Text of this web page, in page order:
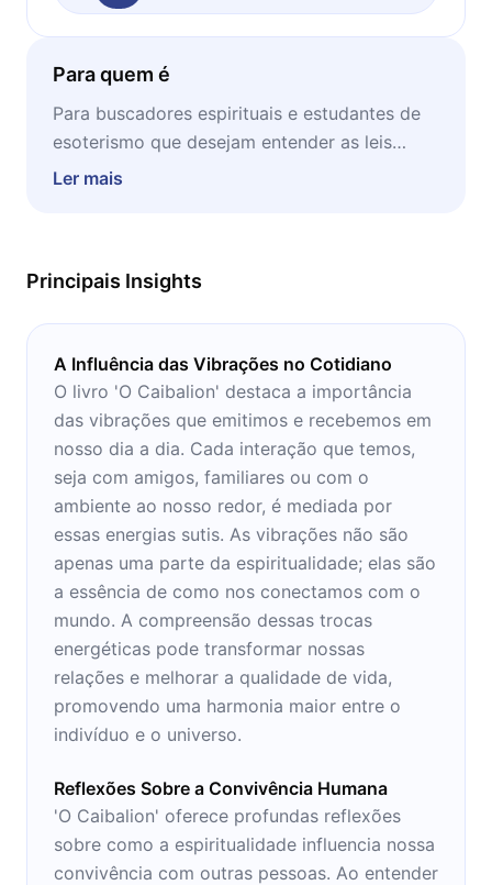
Para quem é
Para buscadores espirituais e estudantes de
esoterismo que desejam entender as leis
invisíveis que governam o universo e a
Ler mais
Principais Insights
A Influência das Vibrações no Cotidiano
O livro 'O Caibalion' destaca a importância
das vibrações que emitimos e recebemos em
nosso dia a dia. Cada interação que temos,
seja com amigos, familiares ou com o
ambiente ao nosso redor, é mediada por
essas energias sutis. As vibrações não são
apenas uma parte da espiritualidade; elas são
a essência de como nos conectamos com o
mundo. A compreensão dessas trocas
energéticas pode transformar nossas
relações e melhorar a qualidade de vida,
promovendo uma harmonia maior entre o
indivíduo e o universo.
Reflexões Sobre a Convivência Humana
'O Caibalion' oferece profundas reflexões
sobre como a espiritualidade influencia nossa
convivência com outras pessoas. Ao entender